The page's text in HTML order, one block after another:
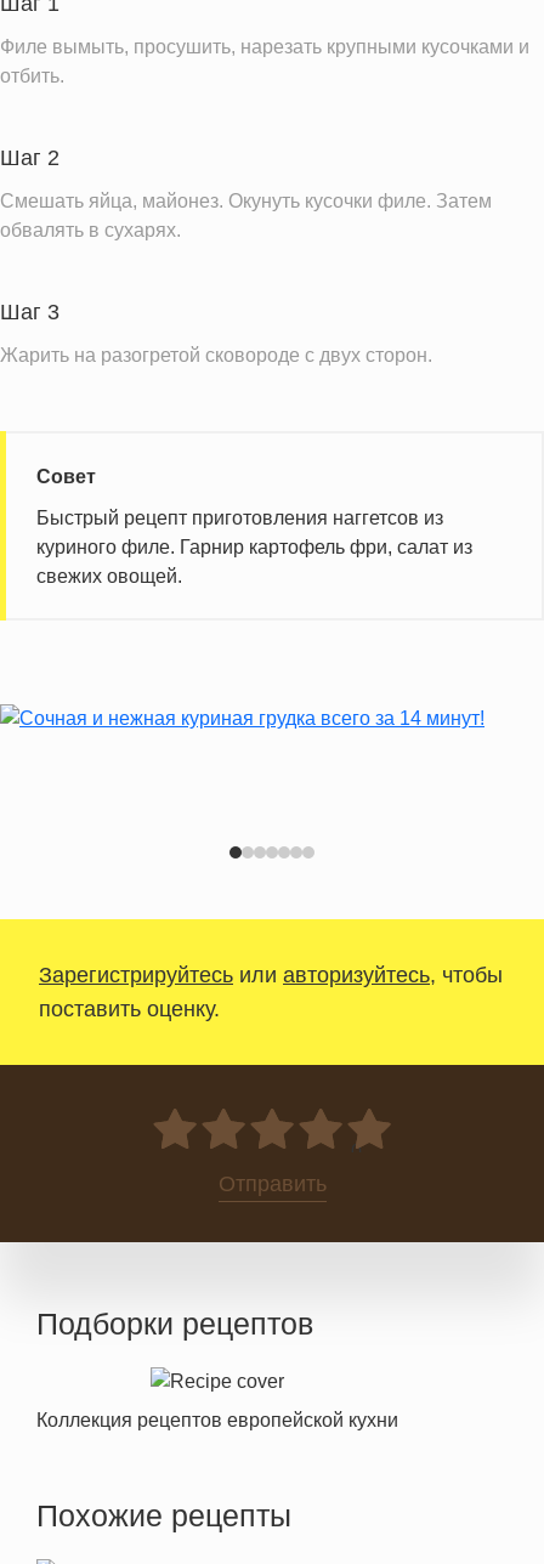
Сахар
Холестерин
Натрий
Магний
Кальций
Калий
Фолиевая кислота
32.0 мкг
Добавленный сахар
0.6 ч.л.
Филе вымыть, просушить, нарезать крупными кусочками и
отбить.
Шаг 2
Смешать яйца, майонез. Окунуть кусочки филе. Затем
обвалять в сухарях.
Шаг 3
Жарить на разогретой сковороде с двух сторон.
Совет
Быстрый рецепт приготовления наггетсов из
куриного филе. Гарнир картофель фри, салат из
свежих овощей.
Зарегистрируйтесь или авторизуйтесь, чтобы
поставить оценку.
0
Отправить
Подборки рецептов
Коллекция рецептов европейской кухни
Похожие рецепты